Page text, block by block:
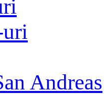
Andreas